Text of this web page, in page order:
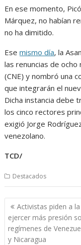
En ese momento,
Márquez, no habían
no ha dimitido.
Esemismo día, la
las renuncias de
(CNE) y nombró una
que integrarán el
Dicha instancia debe
los cinco rectores
exigió Jorge
venezolano.
TCD/
Destacados
Navegación
de
entradas
Activistas piden a la
ejercer más presión
regímenes de
y Nicaragua